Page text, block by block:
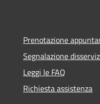
Prenotazione
Segnalazione
Leggi le FAQ
Richiesta assistenza